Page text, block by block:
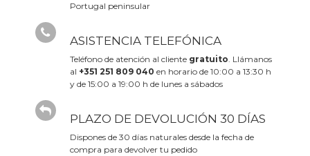
Portugal peninsular
ASISTENCIA TELEFÓNICA
Teléfono de atención al cliente gratuito. Llámanos
al +351 251 809 040 en horario de 10:00 a 13:30 h
y de 15:00 a 19:00 h de lunes a sábados
PLAZO DE DEVOLUCIÓN 30 DÍAS
Dispones de 30 días naturales desde la fecha de
compra para devolver tu pedido